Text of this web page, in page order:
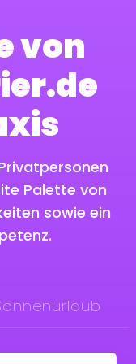
von
Palette von
sowie ein